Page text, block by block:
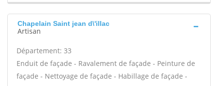
Chapelain Saint jean d\'illac
Artisan
Département: 33
Enduit de façade - Ravalement de façade - Peinture de
façade - Nettoyage de façade - Habillage de façade -